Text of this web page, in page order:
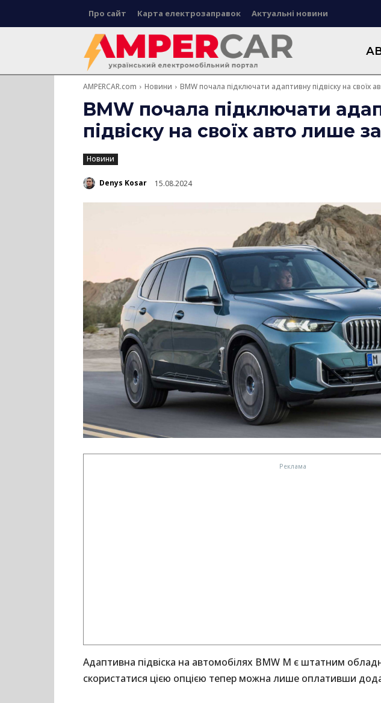
Про сайт Карта електрозаправок Актуальні новини
AMPERCAR.com Новини BMW почала підключати адаптивну підвіску на своїх
BMW почала підключати
підвіску на своїх авто лише
Новини
Denys Kosar 15.08.2024
Адаптивна підвіска на автомобілях BMW M є штатним
скористатися цією опцією тепер можна лише оплативши